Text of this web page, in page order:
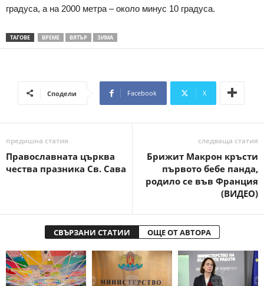
градуса, а на 2000 метра – около минус 10 градуса.
ТАГОВЕ ВРЕМЕ ВЯТЪР ЗИМА
Сподели Facebook X
предишна статия
Православната църква
чества празника Св. Сава
следваща статия
Брижит Макрон кръсти
първото бебе панда,
родило се във Франция
(ВИДЕО)
СВЪРЗАНИ СТАТИИ ОЩЕ ОТ АВТОРА